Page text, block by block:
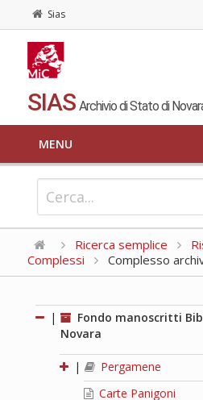
Sias
SIAS Archivio di Stato di
MENU
Ricerca semplice
Complessi
Complesso
|
Fondo manoscritti
Novara
|
Pergamene
Carte Panigoni